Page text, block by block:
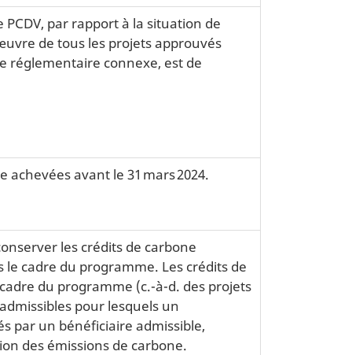
par rapport à la situation de
de tous les projets approuvés
réglementaire connexe, est de
avant le 31 mars 2024.
les crédits de carbone
cadre du programme. Les crédits de
du programme (c.-à-d. des projets
pour lesquels un
par un bénéficiaire admissible,
des émissions de carbone.